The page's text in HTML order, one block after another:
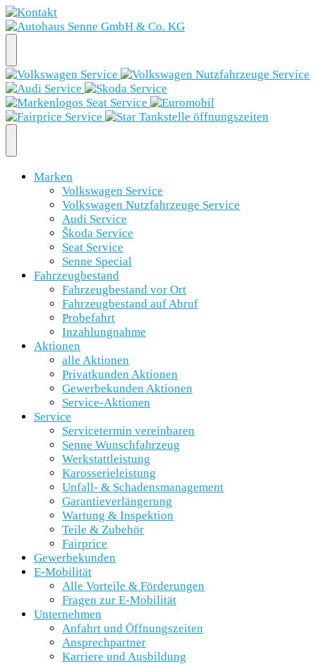
Marken
Volkswagen Service
Volkswagen Nutzfahrzeuge Service
Audi Service
Škoda Service
Seat Service
Senne Special
Fahrzeugbestand
Fahrzeugbestand vor Ort
Fahrzeugbestand auf Abruf
Probefahrt
Inzahlungnahme
Aktionen
alle Aktionen
Privatkunden Aktionen
Gewerbekunden Aktionen
Service-Aktionen
Service
Servicetermin vereinbaren
Senne Wunschfahrzeug
Werkstattleistung
Karosserieleistung
Unfall- & Schadensmanagement
Garantieverlängerung
Wartung & Inspektion
Teile & Zubehör
Fairprice
Gewerbekunden
E-Mobilität
Alle Vorteile & Förderungen
Fragen zur E-Mobilität
Unternehmen
Anfahrt und Öffnungszeiten
Ansprechpartner
Karriere und Ausbildung